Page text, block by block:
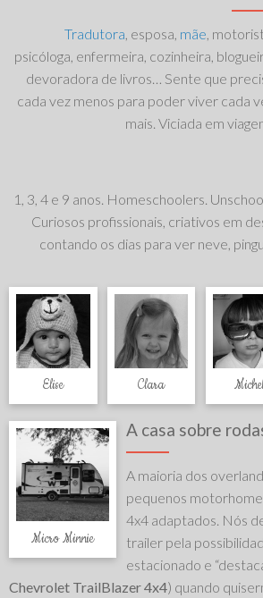
Tradutora, esposa, mãe,
psicóloga, enfermeira, cozinheira,
devoradora de livros… Sente que
cada vez menos para poder viver cada
mais. Viciada em
1, 3, 4 e 9 anos. Homeschoolers.
Curiosos profissionais, criativos em
contando os dias para ver neve,
Elise Clara
Micro Minnie
A casa sobre
A maioria dos
pequenos
4x4 adaptados. Nós
trailer pela
estacionado e
Chevrolet TrailBlazer 4x4) quando